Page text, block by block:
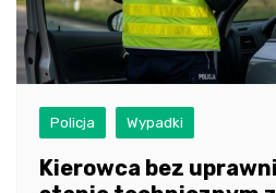
Policja Wypadki
Kierowca bez